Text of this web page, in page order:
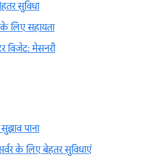
सुविधा
लिए सहायता
विजेट: मेसनरी
पाना
के लिए बेहतर सुविधाएं